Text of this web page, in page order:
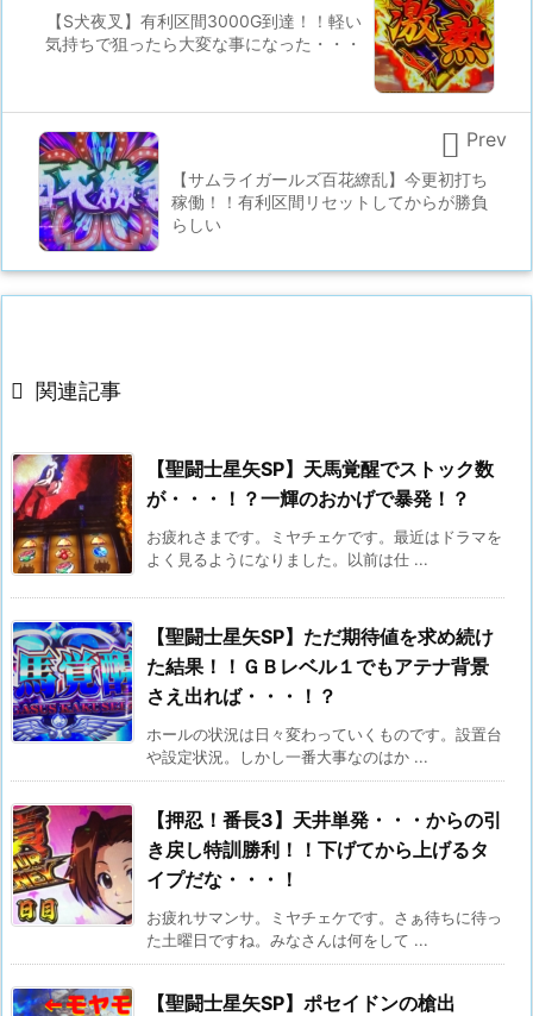
【S犬夜叉】有利区間3000G到達！！軽い
気持ちで狙ったら大変な事になった・・・
【サムライガールズ百花繚乱】今更初打ち
稼働！！有利区間リセットしてからが勝負
らしい
 Prev
 関連記事
【聖闘士星矢SP】天馬覚醒でストック数
が・・・！？一輝のおかげで暴発！？
お疲れさまです。ミヤチェケです。最近はドラマを
よく見るようになりました。以前は仕 ...
【聖闘士星矢SP】ただ期待値を求め続け
た結果！！ＧＢレベル１でもアテナ背景
さえ出れば・・・！？
ホールの状況は日々変わっていくものです。設置台
や設定状況。しかし一番大事なのはか ...
【押忍！番長3】天井単発・・・からの引
き戻し特訓勝利！！下げてから上げるタ
イプだな・・・！
お疲れサマンサ。ミヤチェケです。さぁ待ちに待っ
た土曜日ですね。みなさんは何をして ...
【聖闘士星矢SP】ポセイドンの槍出